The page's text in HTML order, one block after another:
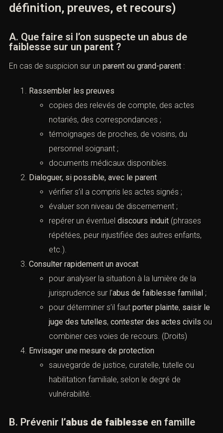
définition, preuves, et recours)
A. Que faire si l’on suspecte un abus de
faiblesse sur un parent ?
En cas de suspicion sur un parent ou grand-parent :
Rassembler les preuves
copies des relevés de compte, des actes
notariés, des correspondances ;
témoignages de proches, de voisins, du
personnel soignant ;
documents médicaux disponibles.
Dialoguer, si possible, avec le parent
vérifier s’il a compris les actes signés ;
évaluer son niveau de discernement ;
repérer un éventuel discours induit (phrases
répétées, peur injustifiée des autres enfants,
etc.).
Consulter rapidement un avocat
pour analyser la situation à la lumière de la
jurisprudence sur l’abus de faiblesse familial ;
pour déterminer s’il faut porter plainte, saisir le
juge des tutelles, contester des actes civils ou
combiner ces voies de recours. (Droits)
Envisager une mesure de protection
sauvegarde de justice, curatelle, tutelle ou
habilitation familiale, selon le degré de
vulnérabilité.
B. Prévenir l’abus de faiblesse en famille